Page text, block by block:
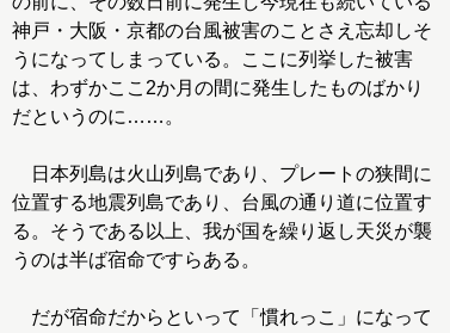
神戸・大阪・京都の台風被害のことさえ忘却しそ
うになってしまっている。ここに列挙した被害
は、わずかここ2か月の間に発生したものばかり
だというのに……。
日本列島は火山列島であり、プレートの狭間に
位置する地震列島であり、台風の通り道に位置す
る。そうである以上、我が国を繰り返し天災が襲
うのは半ば宿命ですらある。
だが宿命だからといって「慣れっこ」になって